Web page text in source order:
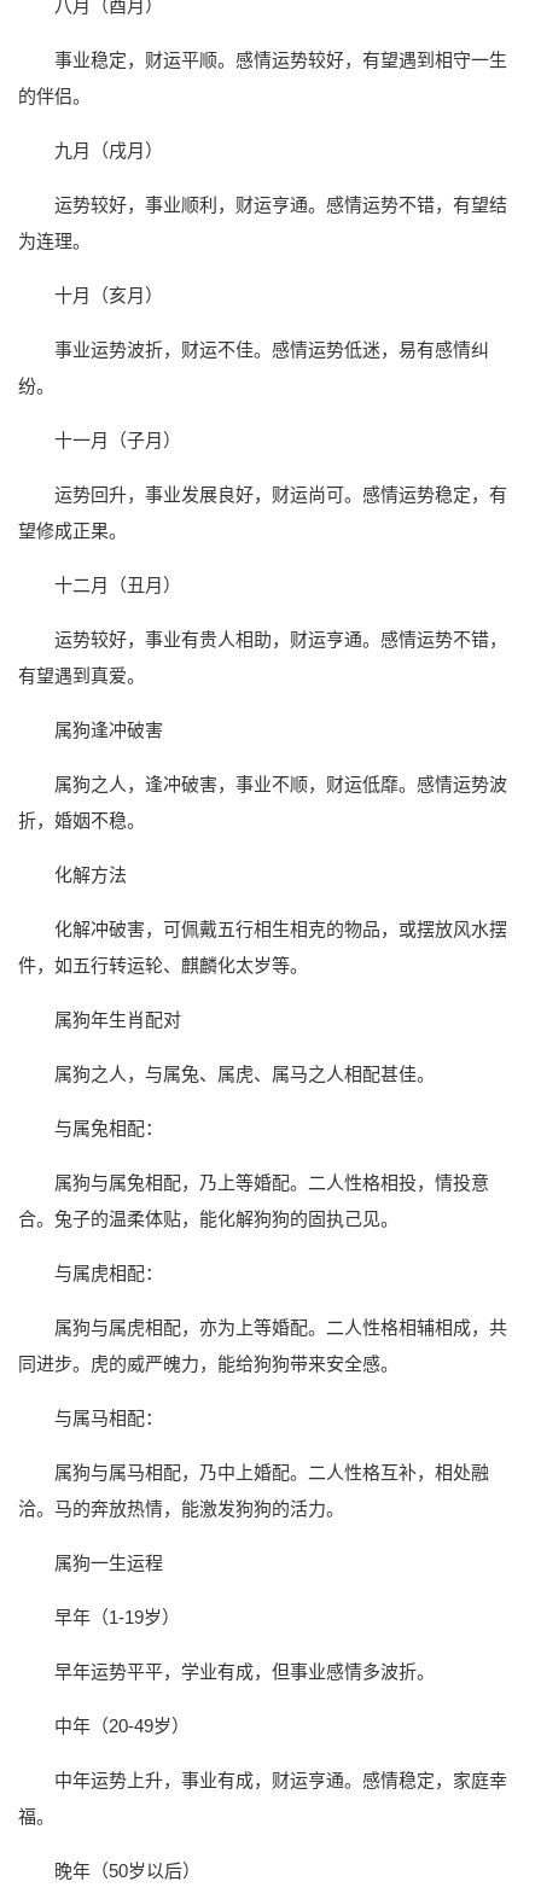
八月（酉月）
事业稳定，财运平顺。感情运势较好，有望遇到相守一生
的伴侣。
九月（戌月）
运势较好，事业顺利，财运亨通。感情运势不错，有望结
为连理。
十月（亥月）
事业运势波折，财运不佳。感情运势低迷，易有感情纠
纷。
十一月（子月）
运势回升，事业发展良好，财运尚可。感情运势稳定，有
望修成正果。
十二月（丑月）
运势较好，事业有贵人相助，财运亨通。感情运势不错，
有望遇到真爱。
属狗逢冲破害
属狗之人，逢冲破害，事业不顺，财运低靡。感情运势波
折，婚姻不稳。
化解方法
化解冲破害，可佩戴五行相生相克的物品，或摆放风水摆
件，如五行转运轮、麒麟化太岁等。
属狗年生肖配对
属狗之人，与属兔、属虎、属马之人相配甚佳。
与属兔相配：
属狗与属兔相配，乃上等婚配。二人性格相投，情投意
合。兔子的温柔体贴，能化解狗狗的固执己见。
与属虎相配：
属狗与属虎相配，亦为上等婚配。二人性格相辅相成，共
同进步。虎的威严魄力，能给狗狗带来安全感。
与属马相配：
属狗与属马相配，乃中上婚配。二人性格互补，相处融
洽。马的奔放热情，能激发狗狗的活力。
属狗一生运程
早年（1-19岁）
早年运势平平，学业有成，但事业感情多波折。
中年（20-49岁）
中年运势上升，事业有成，财运亨通。感情稳定，家庭幸
福。
晚年（50岁以后）